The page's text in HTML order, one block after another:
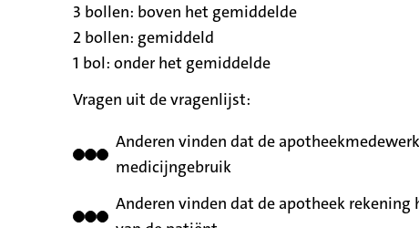
3 bollen: betekent
boven het gemiddelde
2 bollen: betekent
gemiddeld
1 bol: betekent
onder het gemiddelde
Vragen uit de vragenlijst:
Anderen vinden dat de
medicijngebruik
Anderen vinden dat de apotheek